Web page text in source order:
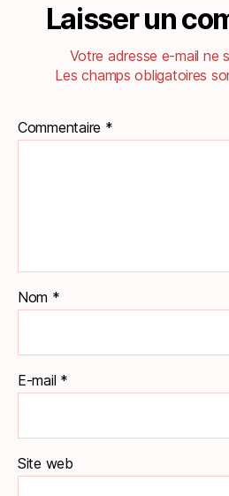
Laisser un
Votre adresse e-mail ne
Les champs obligatoires
Commentaire *
Nom *
E-mail *
Site web